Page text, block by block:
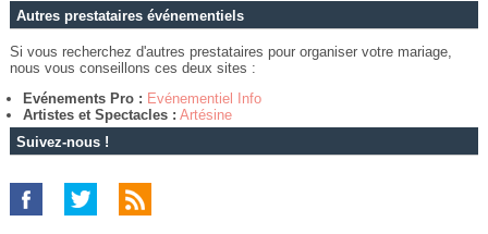
Autres prestataires événementiels
Si vous recherchez d'autres prestataires pour organiser votre mariage,
nous vous conseillons ces deux sites :
Evénements Pro : Evénementiel Info
Artistes et Spectacles : Artésine
Suivez-nous !